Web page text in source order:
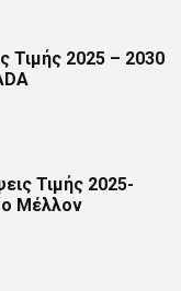
Τιμής 2025 – 2030
Τιμής 2025-
Μέλλον